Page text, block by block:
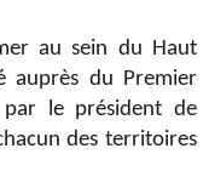
au sein du Haut
auprès du Premier
le président de
des territoires